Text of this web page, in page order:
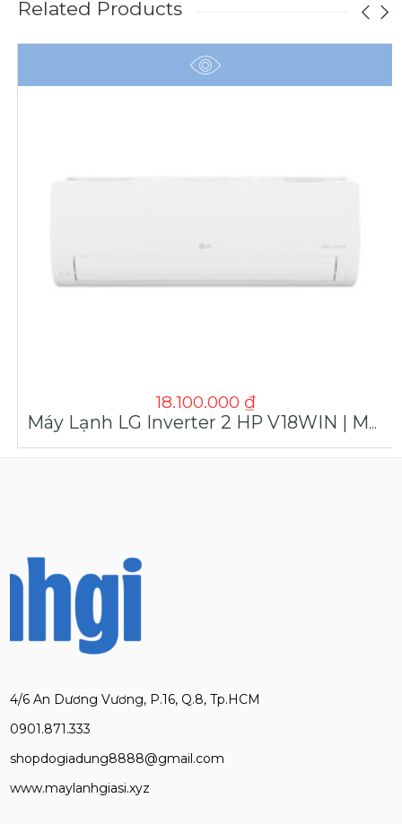
Related Products
18.100.000 ₫
Máy Lạnh LG Inverter 2 HP V18WIN | Máy Lạnh Giá Sỉ
4/6 An Dương Vương, P.16, Q.8, Tp.HCM
0901.871.333
shopdogiadung8888@gmail.com
www.maylanhgiasi.xyz